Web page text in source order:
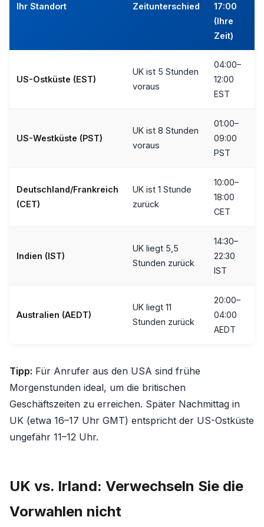
Ihr Standort Zeitunterschied
17:00
(Ihre
Zeit)
US-Ostküste (EST)
UK ist 5 Stunden
voraus
04:00–
12:00
EST
US-Westküste (PST)
UK ist 8 Stunden
voraus
01:00–
09:00
PST
Deutschland/Frankreich
(CET)
UK ist 1 Stunde
zurück
10:00–
18:00
CET
Indien (IST)
UK liegt 5,5
Stunden zurück
14:30–
22:30
IST
Australien (AEDT)
UK liegt 11
Stunden zurück
20:00–
04:00
AEDT
Tipp: Für Anrufer aus den USA sind frühe
Morgenstunden ideal, um die britischen
Geschäftszeiten zu erreichen. Später Nachmittag in
UK (etwa 16–17 Uhr GMT) entspricht der US-Ostküste
ungefähr 11–12 Uhr.
UK vs. Irland: Verwechseln Sie die
Vorwahlen nicht